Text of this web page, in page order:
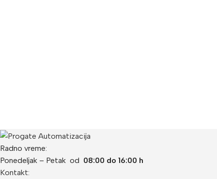
Radno vreme:
Ponedeljak – Petak od 08:00 do 16:00 h
Kontakt: